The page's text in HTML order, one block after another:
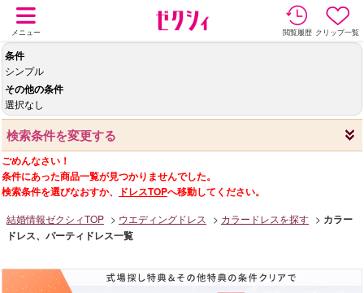
メニュー 閲覧履歴 クリップ一覧
条件
シンプル
その他の条件
選択なし
検索条件を変更する
ごめんなさい！
条件にあった商品一覧が見つかりませんでした。
検索条件を選びなおすか、
ドレスTOPへ移動してください。
結婚情報ゼクシィTOP ウエディングドレス カラードレスを探す
カラー
ドレス、パーティドレス一覧